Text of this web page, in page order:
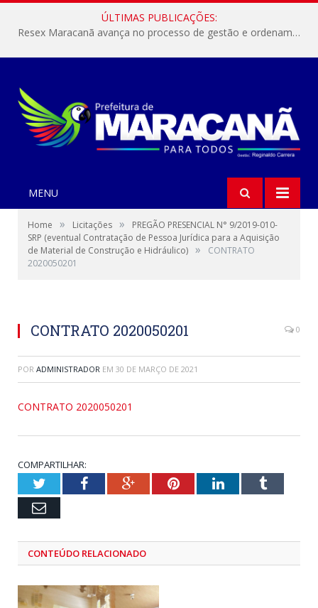
ÚLTIMAS PUBLICAÇÕES:
Resex Maracanã avança no processo de gestão e ordenamento do turismo em nossas áreas protegidas.
MENU
Home » Licitações »
PREGÃO PRESENCIAL N° 9/2019-010-
SRP (eventual Contratação de Pessoa Jurídica para a Aquisição
de Material de Construção e Hidráulico) »
CONTRATO
2020050201
CONTRATO 2020050201 0
POR ADMINISTRADOR EM 30 DE MARÇO DE 2021
CONTRATO 2020050201
COMPARTILHAR:
TwitterFacebookGoogle+PinterestLinkedInTumblr
Email
CONTEÚDO RELACIONADO